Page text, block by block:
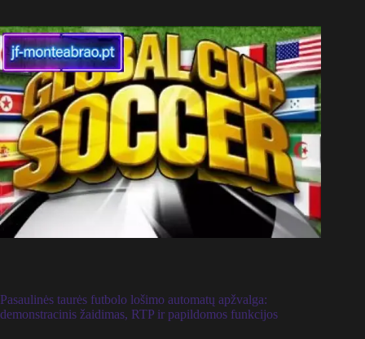
Pasaulinės taurės futbolo lošimo automatų apžvalga:
demonstracinis žaidimas, RTP ir papildomos funkcijos